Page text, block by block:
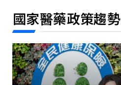
國家醫藥政策趨勢